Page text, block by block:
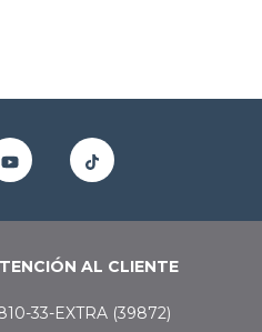
AL CLIENTE
33-EXTRA (39872)